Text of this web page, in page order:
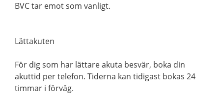
BVC tar emot som vanligt.
Lättakuten
För dig som har lättare akuta besvär, boka din
akuttid per telefon. Tiderna kan tidigast bokas 24
timmar i förväg.